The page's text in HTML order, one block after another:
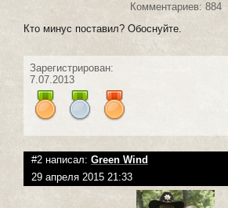
Комментариев: 884
Кто минус поставил? Обоснуйте.
Зарегистрирован:
7.07.2013
#2 написал: Green Wind
29 апреля 2015 21:33